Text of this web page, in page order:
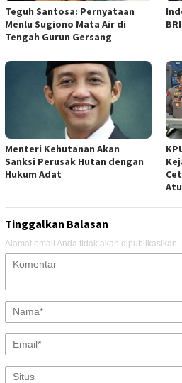
Teguh Santosa: Pernyataan
Menlu Sugiono Mata Air di
Tengah Gurun Gersang
Menteri Kehutanan Akan
Sanksi Perusak Hutan dengan
Hukum Adat
Tinggalkan Balasan
Alamat email Anda tidak akan dipublikasikan.